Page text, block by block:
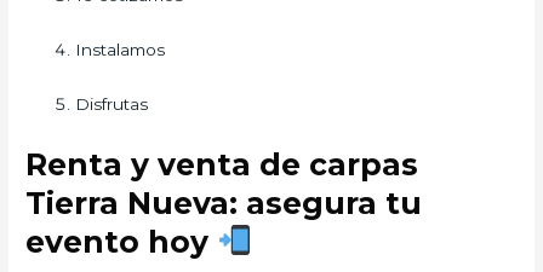
Instalamos
Disfrutas
Renta y venta de carpas
Tierra Nueva: asegura tu
evento hoy